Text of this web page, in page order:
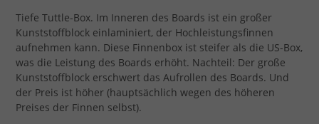
Tiefe Tuttle-Box. Im Inneren des Boards ist ein großer
Kunststoffblock einlaminiert, der Hochleistungsfinnen
aufnehmen kann. Diese Finnenbox ist steifer als die US-Box,
was die Leistung des Boards erhöht. Nachteil: Der große
Kunststoffblock erschwert das Aufrollen des Boards. Und
der Preis ist höher (hauptsächlich wegen des höheren
Preises der Finnen selbst).